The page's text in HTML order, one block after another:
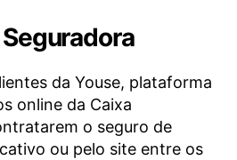
da Youse, plataforma
online da Caixa
o seguro de
ou pelo site entre os